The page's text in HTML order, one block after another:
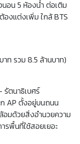
อน 5 ห้องน้ำ ต่อเติม
งแต่งเพิ่ม ใกล้ BTS
ท รวม 8.5 ล้านบาท)
ตนาธิเบศร์
AP ตั้งอยู่บนถนน
อมด้วยสิ่งอำนวยความ
รพื้นที่ใช้สอยเยอะ